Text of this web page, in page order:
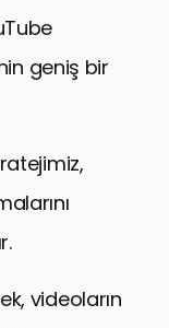
geniş bir
videoların